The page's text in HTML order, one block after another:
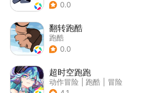
0.0
翻转跑酷
跑酷
0.0
超时空跑跑
动作冒险 跑酷
冒险